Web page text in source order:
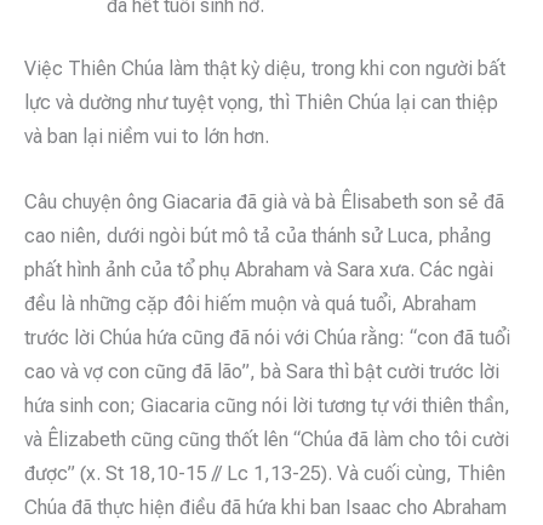
đã hết tuổi sinh nở.
Việc Thiên Chúa làm thật kỳ diệu, trong khi con người bất
lực và dường như tuyệt vọng, thì Thiên Chúa lại can thiệp
và ban lại niềm vui to lớn hơn.
Câu chuyện ông Giacaria đã già và bà Êlisabeth son sẻ đã
cao niên, dưới ngòi bút mô tả của thánh sử Luca, phảng
phất hình ảnh của tổ phụ Abraham và Sara xưa. Các ngài
đều là những cặp đôi hiếm muộn và quá tuổi, Abraham
trước lời Chúa hứa cũng đã nói với Chúa rằng: “con đã tuổi
cao và vợ con cũng đã lão”, bà Sara thì bật cười trước lời
hứa sinh con; Giacaria cũng nói lời tương tự với thiên thần,
và Êlizabeth cũng cũng thốt lên “Chúa đã làm cho tôi cười
được” (x. St 18,10-15 // Lc 1,13-25). Và cuối cùng, Thiên
Chúa đã thực hiện điều đã hứa khi ban Isaac cho Abraham